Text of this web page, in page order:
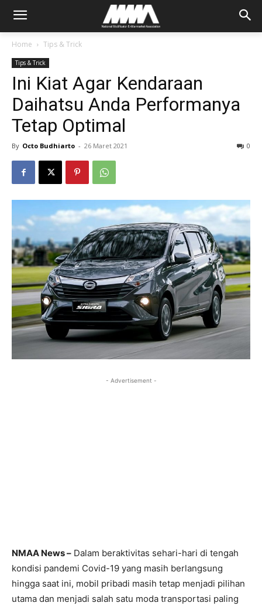
Home Tips & Trick
Tips & Trick
Ini Kiat Agar Kendaraan
Daihatsu Anda Performanya
Tetap Optimal
By Octo Budhiarto - 26 Maret 2021 0
- Advertisement -
NMAA News – Dalam beraktivitas sehari-hari di tengah
kondisi pandemi Covid-19 yang masih berlangsung
hingga saat ini, mobil pribadi masih tetap menjadi pilihan
utama dan menjadi salah satu moda transportasi paling